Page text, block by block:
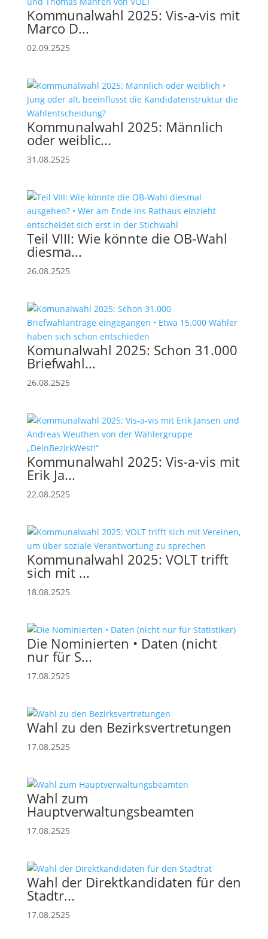
Kommunalwahl 2025: Vis-a-vis mit
Marco D...
02.09.2525
Kommunalwahl 2025: Männlich
oder weiblic...
31.08.2525
Teil VIII: Wie könnte die OB-Wahl
diesma...
26.08.2525
Komunalwahl 2025: Schon 31.000
Briefwahl...
26.08.2525
Kommunalwahl 2025: Vis-a-vis mit
Erik Ja...
22.08.2525
Kommunalwahl 2025: VOLT trifft
sich mit ...
18.08.2525
Die Nominierten • Daten (nicht
nur für S...
17.08.2525
Wahl zu den Bezirksvertretungen
17.08.2525
Wahl zum
Hauptverwaltungsbeamten
17.08.2525
Wahl der Direktkandidaten für den
Stadtr...
17.08.2525